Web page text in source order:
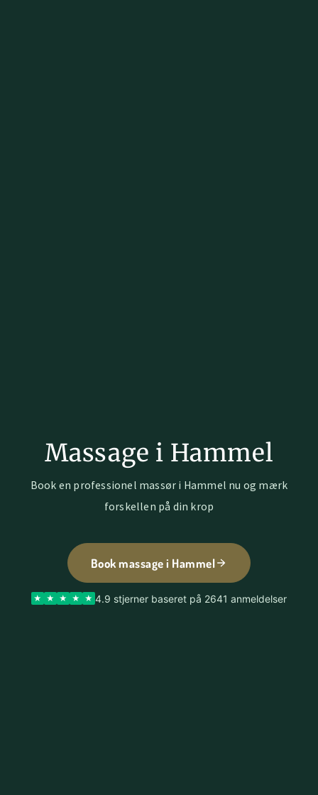
Massage i Hammel
Book en professionel massør i Hammel nu og mærk
forskellen på din krop
Book massage i Hammel
4.9 stjerner baseret på 2641 anmeldelser